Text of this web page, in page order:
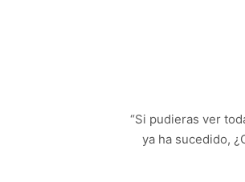
“Si pudieras ver
ya ha sucedido,